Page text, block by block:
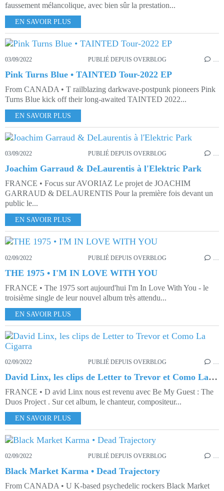
faussement mélancolique, avec bien sûr la prestation...
EN SAVOIR PLUS
03/09/2022 PUBLIÉ DEPUIS OVERBLOG …
Pink Turns Blue • TAINTED Tour-2022 EP
From CANADA • T railblazing darkwave-postpunk pioneers Pink
Turns Blue kick off their long-awaited TAINTED 2022...
EN SAVOIR PLUS
03/09/2022 PUBLIÉ DEPUIS OVERBLOG …
Joachim Garraud & DeLaurentis à l'Elektric Park
FRANCE • Focus sur AVORIAZ Le projet de JOACHIM
GARRAUD & DELAURENTIS Pour la première fois devant un
public le...
EN SAVOIR PLUS
02/09/2022 PUBLIÉ DEPUIS OVERBLOG
THE 1975 • I'M IN LOVE WITH YOU
FRANCE • The 1975 sort aujourd'hui I'm In Love With You - le
troisième single de leur nouvel album très attendu...
EN SAVOIR PLUS
02/09/2022 PUBLIÉ DEPUIS OVERBLOG …
David Linx, les clips de Letter to Trevor et Como La Cigarra
FRANCE • D avid Linx nous est revenu avec Be My Guest : The
Duos Project . Sur cet album, le chanteur, compositeur...
EN SAVOIR PLUS
02/09/2022 PUBLIÉ DEPUIS OVERBLOG …
Black Market Karma • Dead Trajectory
From CANADA • U K-based psychedelic rockers Black Market